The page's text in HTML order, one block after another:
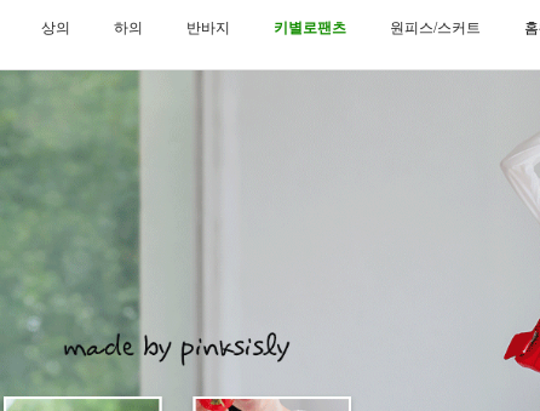
상의 하의 반바지 키별로팬츠 원피스/스커트